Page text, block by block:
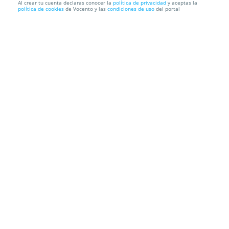
Entradas El Jubilado
Al crear tu cuenta declaras conocer la política de privacidad y aceptas la
política de cookies de Vocento y las condiciones de uso del portal